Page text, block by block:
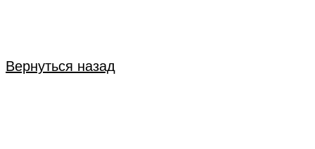
Вернуться назад